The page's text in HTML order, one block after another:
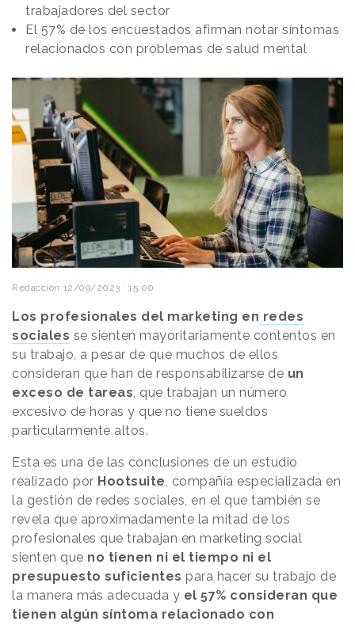
trabajadores del sector
El 57% de los encuestados afirman notar síntomas
relacionados con problemas de salud mental
Redacción 12/09/2023 · 15:00
Los profesionales del marketing en redes
sociales se sienten mayoritariamente contentos en
su trabajo, a pesar de que muchos de ellos
consideran que han de responsabilizarse de un
exceso de tareas, que trabajan un número
excesivo de horas y que no tiene sueldos
particularmente altos.
Esta es una de las conclusiones de un estudio
realizado por Hootsuite, compañía especializada en
la gestión de redes sociales, en el que también se
revela que aproximadamente la mitad de los
profesionales que trabajan en marketing social
sienten que no tienen ni el tiempo ni el
presupuesto suficientes para hacer su trabajo de
la manera más adecuada y el 57% consideran que
tienen algún síntoma relacionado con